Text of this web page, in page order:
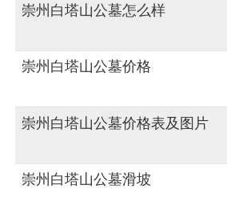
崇州白塔山公墓怎么样
崇州白塔山公墓价格
崇州白塔山公墓价格表及图片
崇州白塔山公墓滑坡